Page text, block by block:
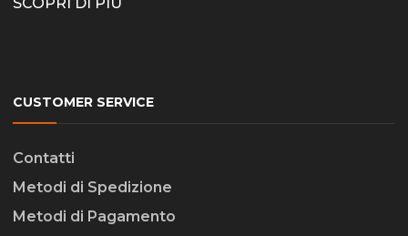
CUSTOMER SERVICE
Contatti
Metodi di Spedizione
Metodi di Pagamento